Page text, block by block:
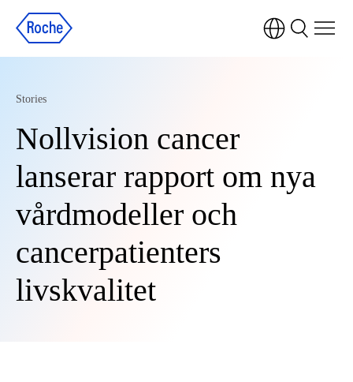
Stories
Nollvision cancer
lanserar rapport om nya
vårdmodeller och
cancerpatienters
livskvalitet